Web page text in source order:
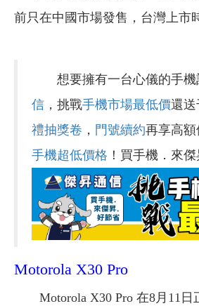
前只在中國市場發售，台灣上市
想要擁有一台心儀的手機
信 ，挑戰手機市場最低價還送
禮抽獎卷 ， 門號續約再享高
手機超低價格 ！買手機．來
Motorola X30 Pro
Motorola X30 Pro 在8月11